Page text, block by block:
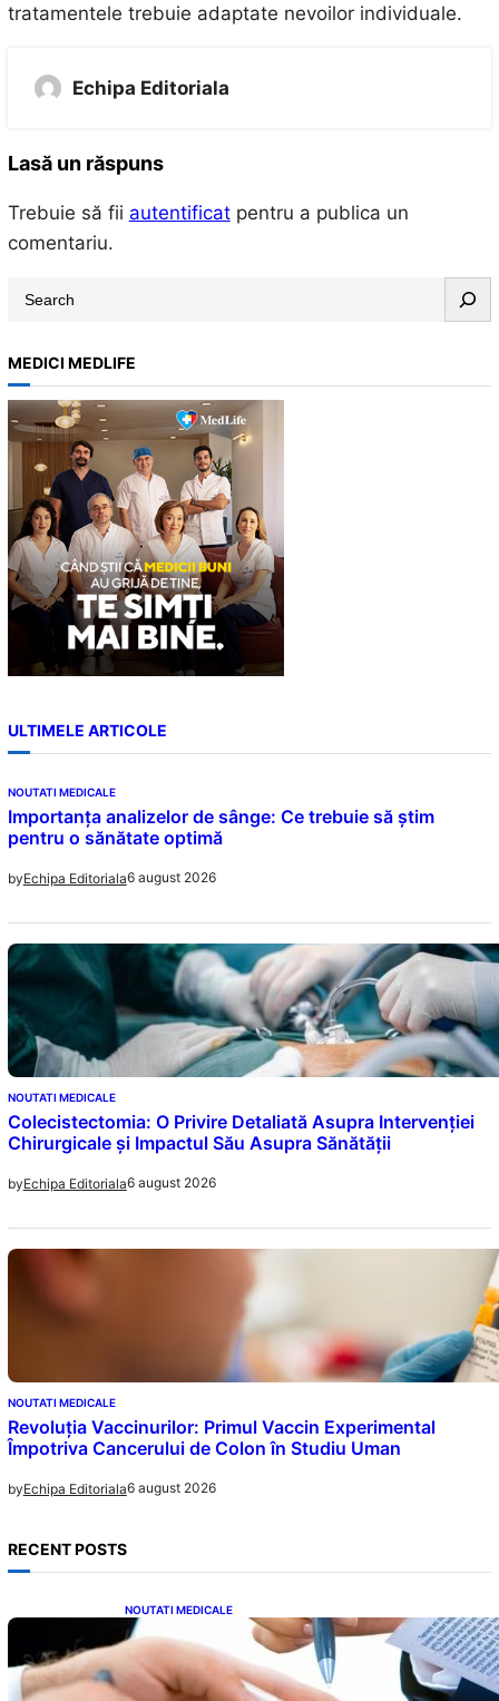
tratamentele trebuie adaptate nevoilor individuale.
Echipa Editoriala
Lasă un răspuns
Trebuie să fii autentificatpentru a publica un
comentariu.
r
c
h
MEDICI MEDLIFE
ULTIMELE ARTICOLE
NOUTATI MEDICALE
Importanța analizelor de sânge: Ce trebuie să știm
pentru o sănătate optimă
byEchipa Editoriala6 august 2026
NOUTATI MEDICALE
Colecistectomia: O Privire Detaliată Asupra Intervenției
Chirurgicale și Impactul Său Asupra Sănătății
byEchipa Editoriala6 august 2026
NOUTATI MEDICALE
Revoluția Vaccinurilor: Primul Vaccin Experimental
Împotriva Cancerului de Colon în Studiu Uman
byEchipa Editoriala6 august 2026
RECENT POSTS
NOUTATI MEDICALE
Acordul României cu Banca Mondială: O
Analiză Detaliată a Împrumutului și
Condițiilor Impuse